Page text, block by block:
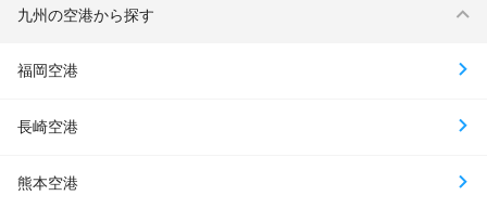
九州の空港から探す
福岡空港
長崎空港
熊本空港